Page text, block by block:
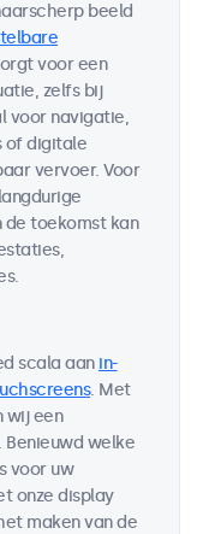
beeld
voor een
zelfs bij
voor navigatie,
of digitale
vervoer. Voor
toekomst kan
scala aan in-
. Met
wij een
welke
voor uw
onze display
maken van de